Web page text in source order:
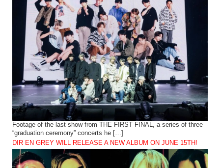
Footage of the last show from THE FIRST FINAL, a series of three
“graduation ceremony” concerts he […]
DIR EN GREY WILL RELEASE A NEW ALBUM ON JUNE 15TH!